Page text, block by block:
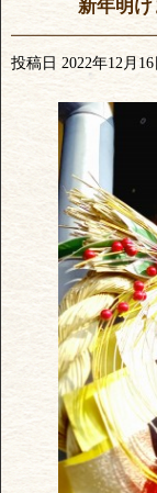
新年明け
投稿日 2022年12月16